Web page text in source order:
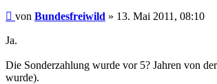
Beitrag
von Bundesfreiwild » 13. Mai 2011, 08:10
Ja.
Die Sonderzahlung wurde vor 5? Jahren von
wurde).